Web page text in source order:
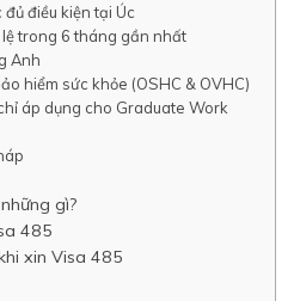
điều kiện tại Úc
trong 6 tháng gần nhất
Anh
hiểm sức khỏe (OSHC & OVHC)
áp dụng cho Graduate Work
gì?
485
xin Visa 485